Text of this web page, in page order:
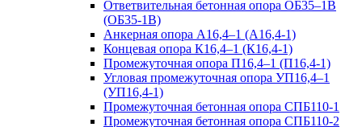
Ответвительная бетонная опора ОБ35–1В
(ОБ35-1В)
Анкерная опора А16,4–1 (А16,4-1)
Концевая опора К16,4–1 (К16,4-1)
Промежуточная опора П16,4–1 (П16,4-1)
Угловая промежуточная опора УП16,4–1
(УП16,4-1)
Промежуточная бетонная опора СПБ110-1
Промежуточная бетонная опора СПБ110-2